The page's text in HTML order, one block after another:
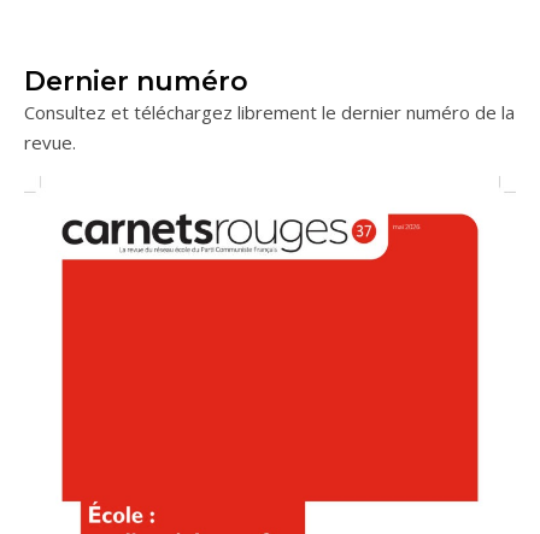
Dernier numéro
Consultez et téléchargez librement le dernier numéro de la
revue.